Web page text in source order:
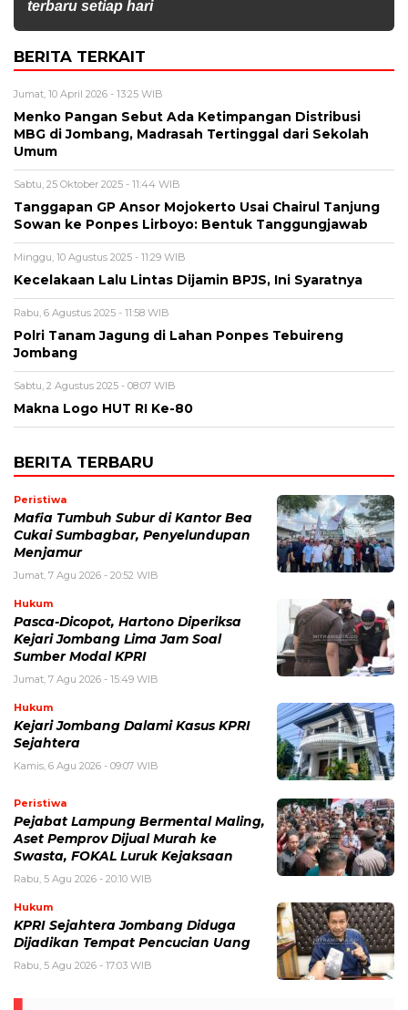
terbaru setiap hari
BERITA TERKAIT
Jumat, 10 April 2026 - 13:25 WIB
Menko Pangan Sebut Ada Ketimpangan Distribusi
MBG di Jombang, Madrasah Tertinggal dari Sekolah
Umum
Sabtu, 25 Oktober 2025 - 11:44 WIB
Tanggapan GP Ansor Mojokerto Usai Chairul Tanjung
Sowan ke Ponpes Lirboyo: Bentuk Tanggungjawab
Minggu, 10 Agustus 2025 - 11:29 WIB
Kecelakaan Lalu Lintas Dijamin BPJS, Ini Syaratnya
Rabu, 6 Agustus 2025 - 11:58 WIB
Polri Tanam Jagung di Lahan Ponpes Tebuireng
Jombang
Sabtu, 2 Agustus 2025 - 08:07 WIB
Makna Logo HUT RI Ke-80
BERITA TERBARU
Peristiwa
Mafia Tumbuh Subur di Kantor Bea
Cukai Sumbagbar, Penyelundupan
Menjamur
Jumat, 7 Agu 2026 - 20:52 WIB
Hukum
Pasca-Dicopot, Hartono Diperiksa
Kejari Jombang Lima Jam Soal
Sumber Modal KPRI
Jumat, 7 Agu 2026 - 15:49 WIB
Hukum
Kejari Jombang Dalami Kasus KPRI
Sejahtera
Kamis, 6 Agu 2026 - 09:07 WIB
Peristiwa
Pejabat Lampung Bermental Maling,
Aset Pemprov Dijual Murah ke
Swasta, FOKAL Luruk Kejaksaan
Rabu, 5 Agu 2026 - 20:10 WIB
Hukum
KPRI Sejahtera Jombang Diduga
Dijadikan Tempat Pencucian Uang
Rabu, 5 Agu 2026 - 17:03 WIB